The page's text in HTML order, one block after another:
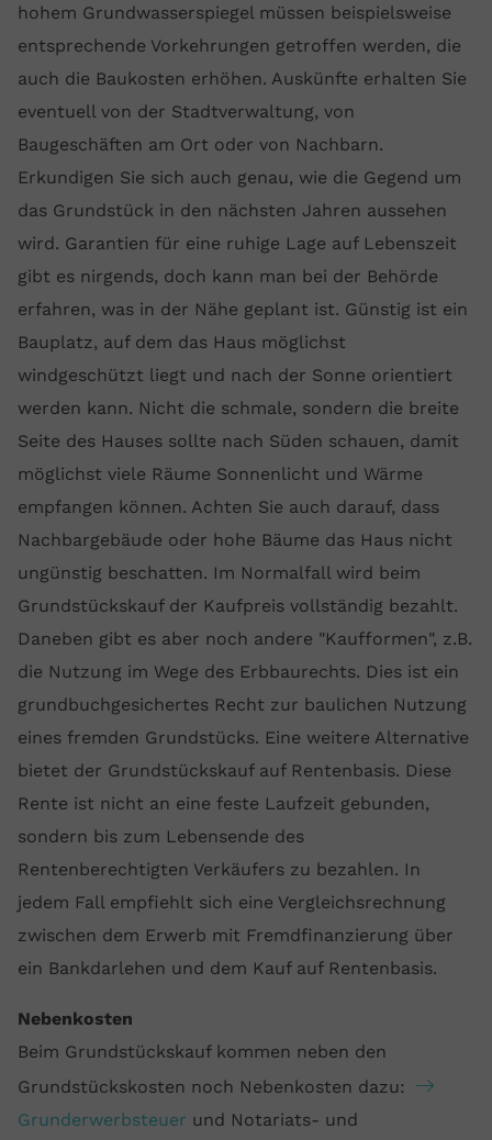
hohem Grundwasserspiegel müssen beispielsweise
entsprechende Vorkehrungen getroffen werden, die
auch die Baukosten erhöhen. Auskünfte erhalten Sie
eventuell von der Stadtverwaltung, von
Baugeschäften am Ort oder von Nachbarn.
Erkundigen Sie sich auch genau, wie die Gegend um
das Grundstück in den nächsten Jahren aussehen
wird. Garantien für eine ruhige Lage auf Lebenszeit
gibt es nirgends, doch kann man bei der Behörde
erfahren, was in der Nähe geplant ist. Günstig ist ein
Bauplatz, auf dem das Haus möglichst
windgeschützt liegt und nach der Sonne orientiert
werden kann. Nicht die schmale, sondern die breite
Seite des Hauses sollte nach Süden schauen, damit
möglichst viele Räume Sonnenlicht und Wärme
empfangen können. Achten Sie auch darauf, dass
Nachbargebäude oder hohe Bäume das Haus nicht
ungünstig beschatten. Im Normalfall wird beim
Grundstückskauf der Kaufpreis vollständig bezahlt.
Daneben gibt es aber noch andere "Kaufformen", z.B.
die Nutzung im Wege des Erbbaurechts. Dies ist ein
grundbuchgesichertes Recht zur baulichen Nutzung
eines fremden Grundstücks. Eine weitere Alternative
bietet der Grundstückskauf auf Rentenbasis. Diese
Rente ist nicht an eine feste Laufzeit gebunden,
sondern bis zum Lebensende des
Rentenberechtigten Verkäufers zu bezahlen. In
jedem Fall empfiehlt sich eine Vergleichsrechnung
zwischen dem Erwerb mit Fremdfinanzierung über
ein Bankdarlehen und dem Kauf auf Rentenbasis.
Nebenkosten
Beim Grundstückskauf kommen neben den
Grundstückskosten noch Nebenkosten dazu:
Grunderwerbsteuer und Notariats- und